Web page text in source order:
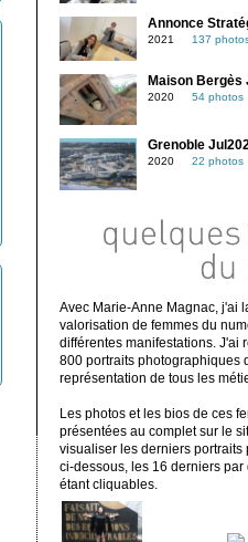
Annonce
2021 137
Maison Bergès
2020 54 photos
Grenoble
2020 22 photos
Avec Marie-Anne Magnac, j'ai
valorisation de femmes du
différentes manifestations. J'ai
800 portraits photographiques
représentation de tous les
Les photos et les bios de ces
présentées au complet sur le
visualiser les derniers portraits
ci-dessous, les 16 derniers
étant cliquables.